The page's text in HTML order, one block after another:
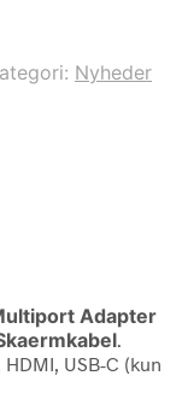
Nyheder
Adapter
.
USB-C (kun